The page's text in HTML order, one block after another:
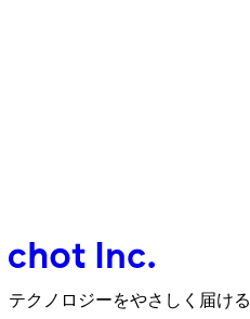
テクノロジーをやさしく届ける